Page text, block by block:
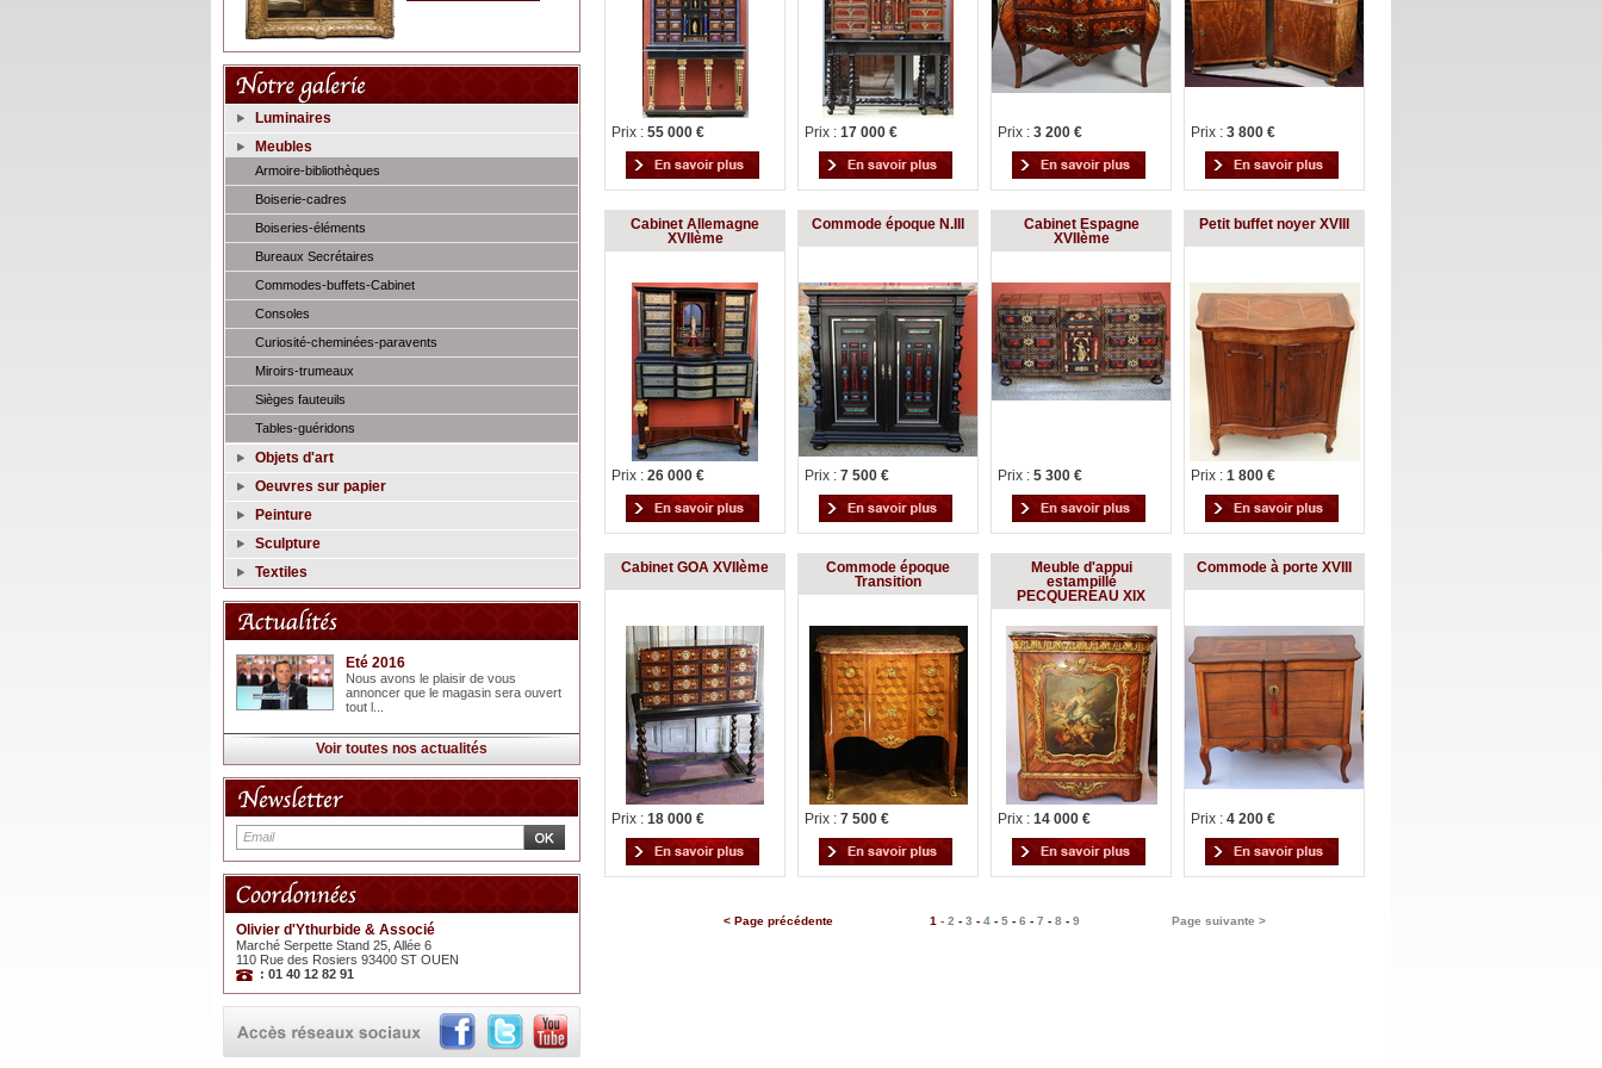
Luminaires
Meubles
Armoire-bibliothèques
Boiserie-cadres
Boiseries-éléments
Bureaux Secrétaires
Commodes-buffets-Cabinet
Consoles
Curiosité-cheminées-paravents
Miroirs-trumeaux
Sièges fauteuils
Tables-guéridons
Objets d'art
Oeuvres sur papier
Peinture
Sculpture
Textiles
Eté 2016
Nous avons le plaisir de vous
annoncer que le magasin sera ouvert
tout l...
Voir toutes nos actualités
Olivier d'Ythurbide & Associé
Marché Serpette Stand 25, Allée 6
110 Rue des Rosiers 93400 ST OUEN
: 01 40 12 82 91
Prix : 55 000 € Prix : 17 000 € Prix : 3 200 € Prix : 3 800 €
Cabinet Allemagne
XVIIème
Prix : 26 000 €
Commode époque N.III
Prix : 7 500 €
Cabinet Espagne
XVIIème
Prix : 5 300 €
Petit buffet noyer XVIII
Prix : 1 800 €
Cabinet GOA XVIIème
Prix : 18 000 €
Commode époque
Transition
Prix : 7 500 €
Meuble d'appui
estampillé
PECQUEREAU XIX
Prix : 14 000 €
Commode à porte XVIII
Prix : 4 200 €
< Page précédente 1 - 2 - 3 - 4 - 5 - 6 - 7 - 8 - 9 Page suivante >